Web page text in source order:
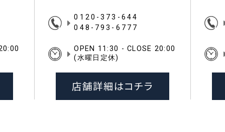
0120-373-644
048-793-6777
OPEN 11:30 - CLOSE 20:00
(水曜日定休)
店舗詳細はコチラ